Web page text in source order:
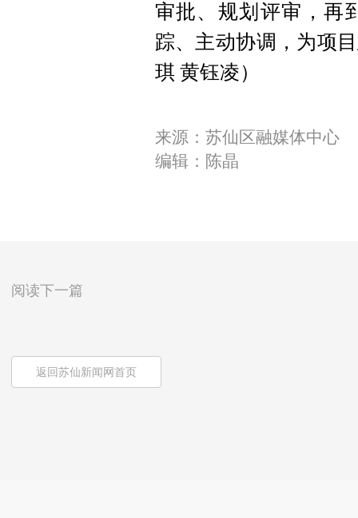
审批、规划评审，再
踪、主动协调，为项
琪 黄钰凌）
来源：苏仙区融媒体中心
编辑：陈晶
阅读下一篇
返回苏仙新闻网首页